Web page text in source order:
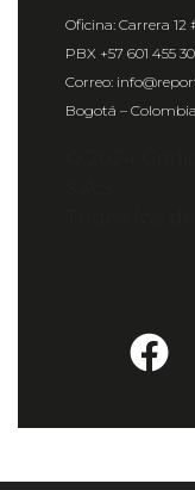
Oficina: Carrera
PBX +57 601 455
Correo:
Bogotá – Colombia